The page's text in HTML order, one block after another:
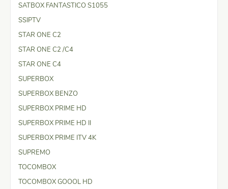
SATBOX FANTASTICO S1055
SSIPTV
STAR ONE C2
STAR ONE C2 /C4
STAR ONE C4
SUPERBOX
SUPERBOX BENZO
SUPERBOX PRIME HD
SUPERBOX PRIME HD II
SUPERBOX PRIME ITV 4K
SUPREMO
TOCOMBOX
TOCOMBOX GOOOL HD